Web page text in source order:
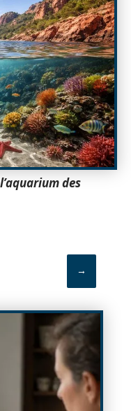
des